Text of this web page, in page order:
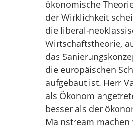
ökonomische
der Wirklichkeit
die liberal-
Wirtschaftstheorie,
das
die europäischen
aufgebaut ist. Herr
als Ökonom
besser als der
Mainstream machen